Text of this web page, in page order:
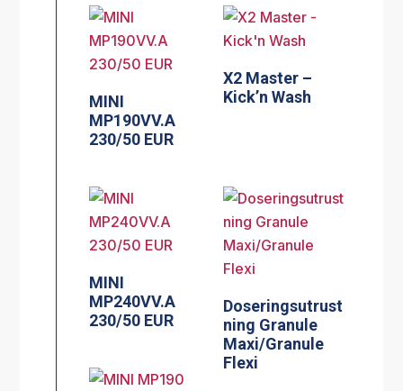
MINI
MP190VV.A
230/50 EUR
X2 Master –
Kick’n Wash
MINI
MP240VV.A
230/50 EUR
Doseringsutrust
ning Granule
Maxi/Granule
Flexi